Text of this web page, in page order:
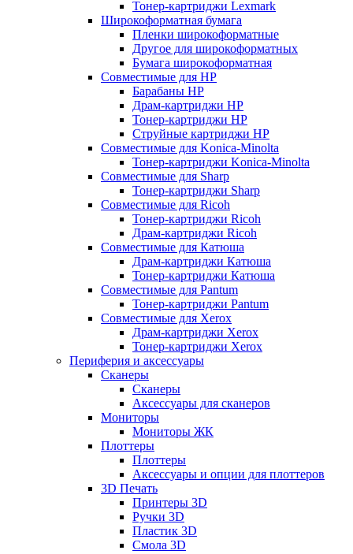
Тонер-картриджи Lexmark
Широкоформатная бумага
Пленки широкоформатные
Другое для широкоформатных
Бумага широкоформатная
Совместимые для HP
Барабаны HP
Драм-картриджи HP
Тонер-картриджи HP
Струйные картриджи HP
Совместимые для Konica-Minolta
Тонер-картриджи Konica-Minolta
Совместимые для Sharp
Тонер-картриджи Sharp
Совместимые для Ricoh
Тонер-картриджи Ricoh
Драм-картриджи Ricoh
Совместимые для Катюша
Драм-картриджи Катюша
Тонер-картриджи Катюша
Совместимые для Pantum
Тонер-картриджи Pantum
Совместимые для Xerox
Драм-картриджи Xerox
Тонер-картриджи Xerox
Периферия и аксессуары
Сканеры
Сканеры
Аксессуары для сканеров
Мониторы
Мониторы ЖК
Плоттеры
Плоттеры
Аксессуары и опции для плоттеров
3D Печать
Принтеры 3D
Ручки 3D
Пластик 3D
Смола 3D